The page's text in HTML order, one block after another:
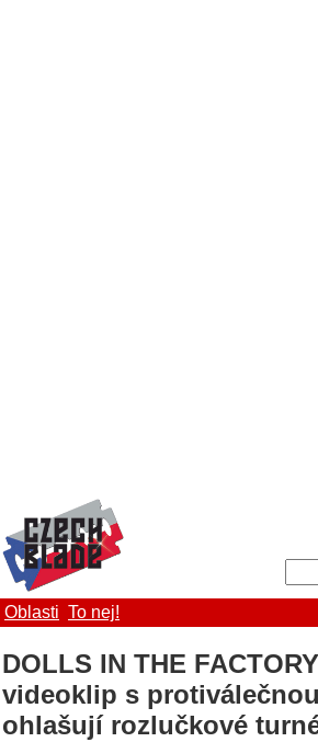
Oblasti To nej!
DOLLS IN THE
videoklip s
ohlašují rozlučkové